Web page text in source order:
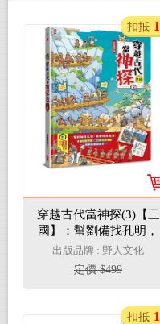
穿越古代當神探(3)【三
國】：幫劉備找孔明，
幫曹操找敵營，9個燒
腦懸案╳23件機密任
務，挑戰歷史滿級分
出版品牌 : 野人文化
定價 $499
扣抵 1
扣抵 1